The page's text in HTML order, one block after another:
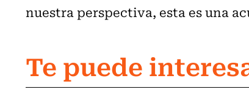
nuestra perspectiva, esta es una
Te puede